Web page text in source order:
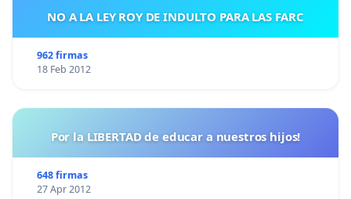
NO A LA LEY ROY DE INDULTO PARA LAS FARC
962 firmas
18 Feb 2012
Por la LIBERTAD de educar a nuestros hijos!
648 firmas
27 Apr 2012